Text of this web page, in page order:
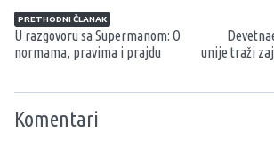
Navigacija članaka
PRETHODNI ČLANAK
U razgovoru sa Supermanom: O
normama, pravima i prajdu
unije traži
Komentari